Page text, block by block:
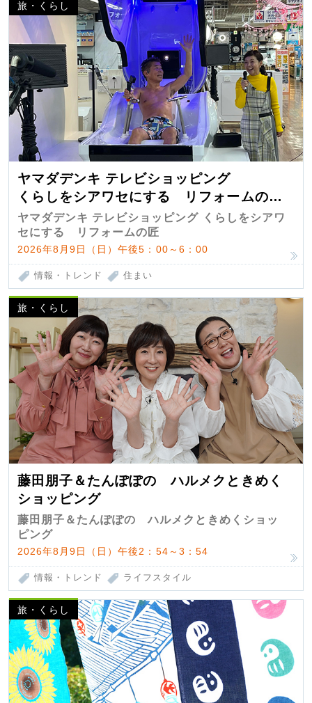
旅・くらし
ヤマダデンキ テレビショッピング
くらしをシアワセにする リフォームの
匠 第7弾
ヤマダデンキ テレビショッピング くらしをシアワ
セにする リフォームの匠
2026年8月9日（日）午後5：00～6：00
情報・トレンド 住まい
旅・くらし
藤田朋子＆たんぽぽの ハルメクときめく
ショッピング
藤田朋子＆たんぽぽの ハルメクときめくショッ
ピング
2026年8月9日（日）午後2：54～3：54
情報・トレンド ライフスタイル
旅・くらし